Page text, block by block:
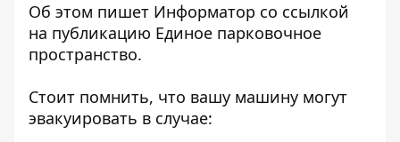
Об этом пишет Информатор со ссылкой
на публикацию Единое парковочное
пространство.
Стоит помнить, что вашу машину могут
эвакуировать в случае: